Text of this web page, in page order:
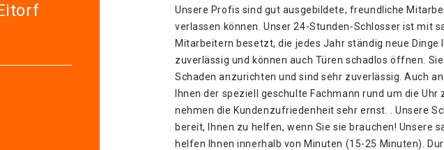
Unsere Profis sind gut ausgebildete, freundliche
verlassen können. Unser 24-Stunden-Schlosser ist mit
Mitarbeitern besetzt, die jedes Jahr ständig neue Dinge
zuverlässig und können auch Türen schadlos öffnen.
Schaden anzurichten und sind sehr zuverlässig. Auch
Ihnen der speziell geschulte Fachmann rund um die Uhr
nehmen die Kundenzufriedenheit sehr ernst. . Unsere
bereit, Ihnen zu helfen, wenn Sie sie brauchen! Unsere
helfen Ihnen innerhalb von Minuten (15-25 Minuten).